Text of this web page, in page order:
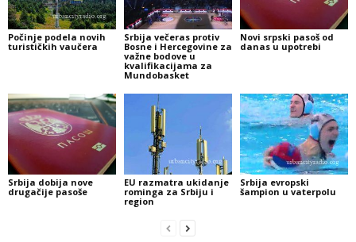
Počinje podela novih
turističkih vaučera
Srbija večeras protiv
Bosne i Hercegovine za
važne bodove u
kvalifikacijama za
Mundobasket
Novi srpski pasoš od
danas u upotrebi
Srbija dobija nove
drugačije pasoše
EU razmatra ukidanje
rominga za Srbiju i
region
Srbija evropski
šampion u vaterpolu